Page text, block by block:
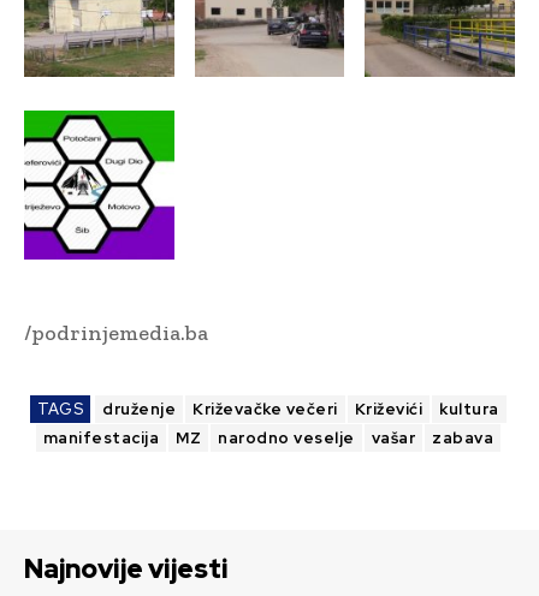
/podrinjemedia.ba
TAGS druženje Križevačke večeri Križevići
kultura
manifestacija
MZ narodno veselje vašar zabava
Najnovije vijesti